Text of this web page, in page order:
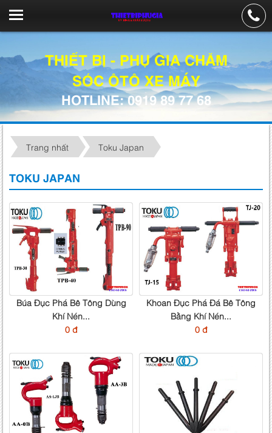
THIẾT BỊ - PHỤ GIA CHĂM
SÓC ÔTÔ XE MÁY
HOTLINE: 0919 89 77 68
Trang nhất Toku Japan
TOKU JAPAN
Búa Đục Phá Bê Tông Dùng
Khí Nén...
0 đ
Khoan Đục Phá Đá Bê Tông
Bằng Khí Nén...
0 đ